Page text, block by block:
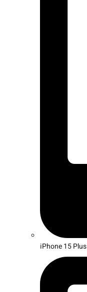
iPhone 15 Plus